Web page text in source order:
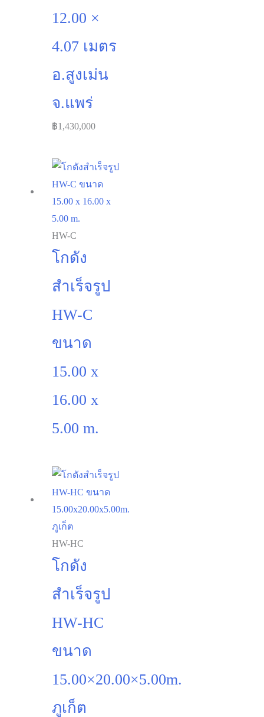
12.00 ×
4.07 เมตร
อ.สูงเม่น
จ.แพร่
฿1,430,000
HW-C
โกดัง
สำเร็จรูป
HW-C
ขนาด
15.00 x
16.00 x
5.00 m.
HW-HC
โกดัง
สำเร็จรูป
HW-HC
ขนาด
15.00×20.00×5.00m.
ภูเก็ต